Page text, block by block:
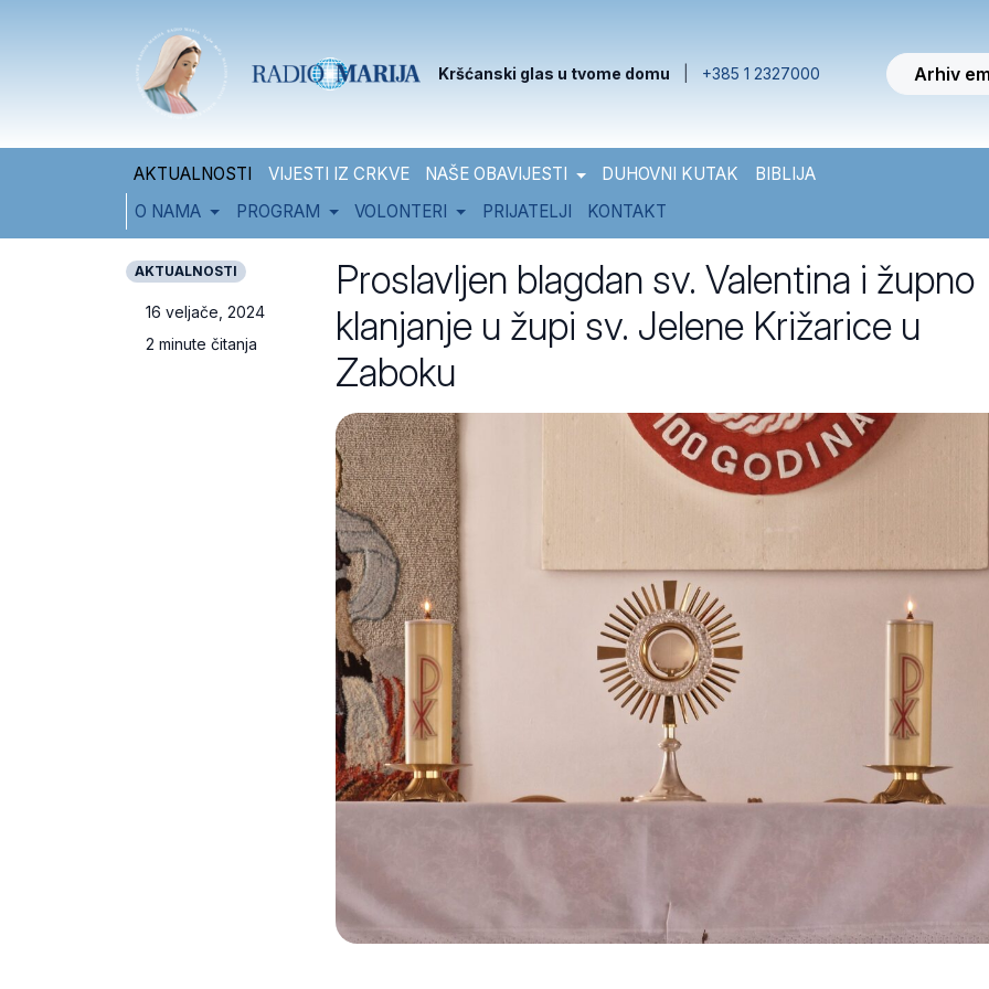
Kršćanski glas u tvome domu +385 1 2327000 Arhiv
AKTUALNOSTI VIJESTI IZ CRKVE NAŠE OBAVIJESTI DUHOVNI KUTAK
BIBLIJA
O NAMA
PROGRAM VOLONTERI PRIJATELJI KONTAKT
AKTUALNOSTI
16 veljače, 2024
2 minute čitanja
Proslavljen blagdan sv. Valentina i župno
klanjanje u župi sv. Jelene Križarice u
Zaboku